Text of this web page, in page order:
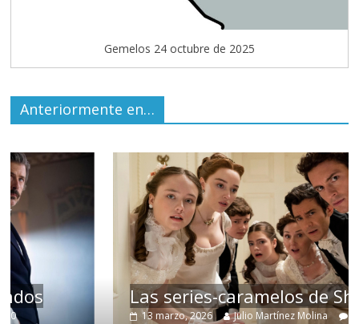
Gemelos 24 octubre de 2025
Anteriormente en…
Las series-caramelos de Shondaland
Julio Martínez Molina 0